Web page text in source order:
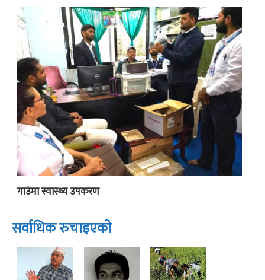
गाउंमा स्वास्थ्य उपकरण
सर्वाधिक रुचाइएको